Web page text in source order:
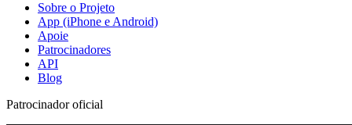
Sobre o Projeto
App (iPhone e Android)
Apoie
Patrocinadores
API
Blog
Patrocinador oficial